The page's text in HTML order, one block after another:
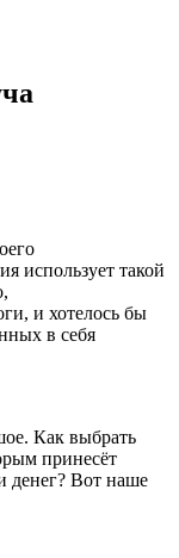
использует такой
и хотелось бы
в себя
Как выбрать
принесёт
денег? Вот наше